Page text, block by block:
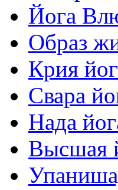
Йога
Образ
Крия
Свара
Нада
Высшая